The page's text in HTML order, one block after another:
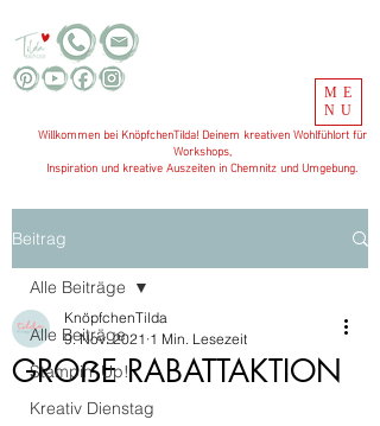
Willkommen bei KnöpfchenTilda! Deinem kreativen Wohlfühlort für
Workshops,
Inspiration und kreative Auszeiten in Chemnitz und Umgebung.
ME
NU
Beitrag
Alle Beiträge
Stampin' Up!
Kreativ Dienstag
Alle Beiträge
GROẞE RABATTAKTION
KnöpfchenTilda
9. Nov. 2021 1 Min. Lesezeit